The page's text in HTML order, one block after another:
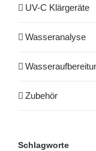
UV-C Klärgeräte
Wasseranalyse
Zubehör
Schlagworte